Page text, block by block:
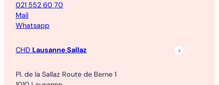
021 552 60 70
Mail
Whatsapp
CHD Lausanne Sallaz
Pl. de la Sallaz Route de Berne 1